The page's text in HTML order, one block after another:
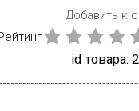
Добавить к
id товара: